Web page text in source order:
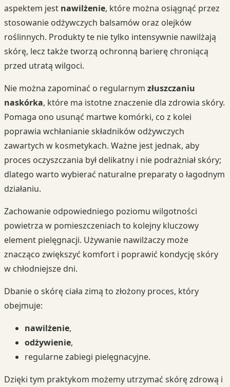
aspektem jest nawilżenie, które można osiągnąć przez
stosowanie odżywczych balsamów oraz olejków
roślinnych. Produkty te nie tylko intensywnie nawilżają
skórę, lecz także tworzą ochronną barierę chroniącą
przed utratą wilgoci.
Nie można zapominać o regularnym złuszczaniu
naskórka, które ma istotne znaczenie dla zdrowia skóry.
Pomaga ono usunąć martwe komórki, co z kolei
poprawia wchłanianie składników odżywczych
zawartych w kosmetykach. Ważne jest jednak, aby
proces oczyszczania był delikatny i nie podrażniał skóry;
dlatego warto wybierać naturalne preparaty o łagodnym
działaniu.
Zachowanie odpowiedniego poziomu wilgotności
powietrza w pomieszczeniach to kolejny kluczowy
element pielęgnacji. Używanie nawilżaczy może
znacząco zwiększyć komfort i poprawić kondycję skóry
w chłodniejsze dni.
Dbanie o skórę ciała zimą to złożony proces, który
obejmuje:
nawilżenie,
odżywienie,
regularne zabiegi pielęgnacyjne.
Dzięki tym praktykom możemy utrzymać skórę zdrową i